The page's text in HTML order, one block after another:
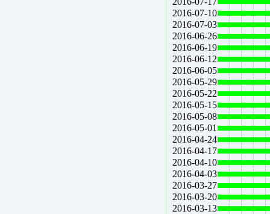
2016-07-10
2016-07-03
2016-06-26
2016-06-19
2016-06-12
2016-06-05
2016-05-29
2016-05-22
2016-05-15
2016-05-08
2016-05-01
2016-04-24
2016-04-17
2016-04-10
2016-04-03
2016-03-27
2016-03-20
2016-03-13